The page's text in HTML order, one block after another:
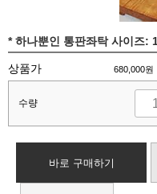
* 하나뿐인 통판좌탁 사이즈:
상품가 680,000원
수량
바로 구매하기